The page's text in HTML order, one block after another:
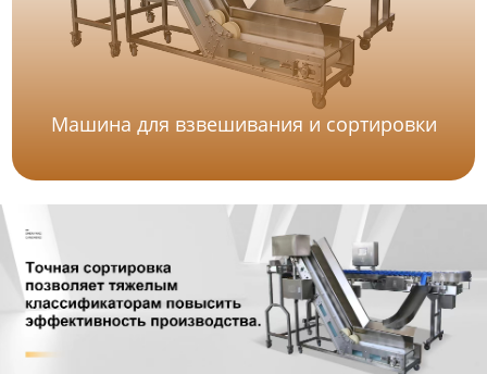
Машина для взвешивания и сортировки